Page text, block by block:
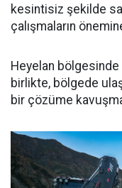
kesintisiz şekilde
çalışmaların
Heyelan
birlikte, bölgede
bir çözüme